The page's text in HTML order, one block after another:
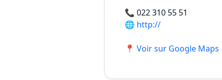
📞 022 310 55 51
🌐 http://
📍 Voir sur Google Maps